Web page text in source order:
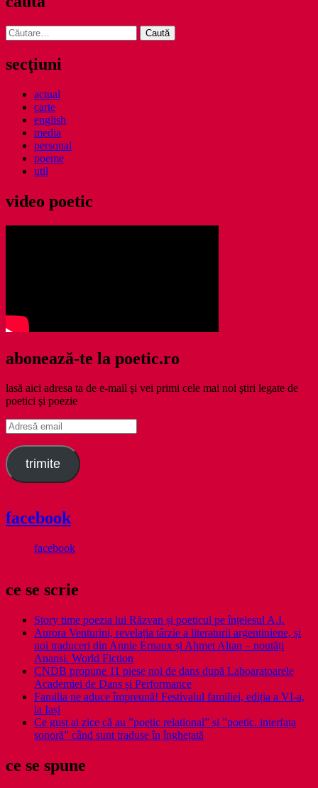
Caută
după:
secţiuni
actual
carte
english
media
personal
poeme
util
video poetic
abonează-te la poetic.ro
lasă aici adresa ta de e-mail şi vei primi cele mai noi ştiri legate de
poetici şi poezie
Adresă
email
trimite
facebook
facebook
ce se scrie
Story time poezia lui Răzvan și poeticul pe înțelesul A.I.
Aurora Venturini, revelația târzie a literaturii argentiniene, și
noi traduceri din Annie Ernaux și Ahmet Altan – noutăți
Anansi. World Fiction
CNDB propune 11 piese noi de dans după Laboaratoarele
Academiei de Dans și Performance
Familia ne aduce împreună! Festivalul familiei, ediția a VI-a,
la Iași
Ce gust ai zice că au ”poetic relațional” și ”poetic. interfața
sonoră” când sunt traduse în înghețată
ce se spune